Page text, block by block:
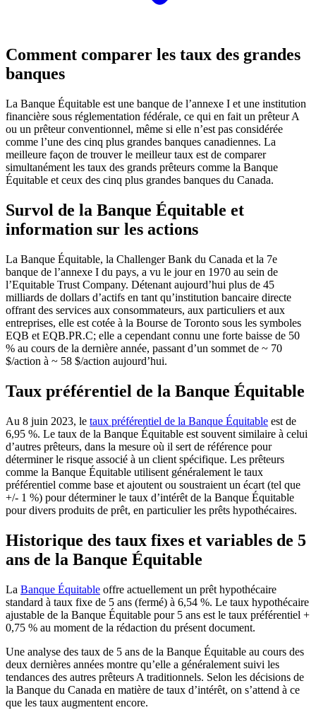
Comment comparer les taux des grandes
banques
La Banque Équitable est une banque de l’annexe I et une institution
financière sous réglementation fédérale, ce qui en fait un prêteur A
ou un prêteur conventionnel, même si elle n’est pas considérée
comme l’une des cinq plus grandes banques canadiennes. La
meilleure façon de trouver le meilleur taux est de comparer
simultanément les taux des grands prêteurs comme la Banque
Équitable et ceux des cinq plus grandes banques du Canada.
Survol de la Banque Équitable et
information sur les actions
La Banque Équitable, la Challenger Bank du Canada et la 7e
banque de l’annexe I du pays, a vu le jour en 1970 au sein de
l’Equitable Trust Company. Détenant aujourd’hui plus de 45
milliards de dollars d’actifs en tant qu’institution bancaire directe
offrant des services aux consommateurs, aux particuliers et aux
entreprises, elle est cotée à la Bourse de Toronto sous les symboles
EQB et EQB.PR.C; elle a cependant connu une forte baisse de 50
% au cours de la dernière année, passant d’un sommet de ~ 70
$/action à ~ 58 $/action aujourd’hui.
Taux préférentiel de la Banque Équitable
Au 8 juin 2023, le taux préférentiel de la Banque Équitable est de
6,95 %. Le taux de la Banque Équitable est souvent similaire à celui
d’autres prêteurs, dans la mesure où il sert de référence pour
déterminer le risque associé à un client spécifique. Les prêteurs
comme la Banque Équitable utilisent généralement le taux
préférentiel comme base et ajoutent ou soustraient un écart (tel que
+/- 1 %) pour déterminer le taux d’intérêt de la Banque Équitable
pour divers produits de prêt, en particulier les prêts hypothécaires.
Historique des taux fixes et variables de 5
ans de la Banque Équitable
La Banque Équitable offre actuellement un prêt hypothécaire
standard à taux fixe de 5 ans (fermé) à 6,54 %. Le taux hypothécaire
ajustable de la Banque Équitable pour 5 ans est le taux préférentiel +
0,75 % au moment de la rédaction du présent document.
Une analyse des taux de 5 ans de la Banque Équitable au cours des
deux dernières années montre qu’elle a généralement suivi les
tendances des autres prêteurs A traditionnels. Selon les décisions de
la Banque du Canada en matière de taux d’intérêt, on s’attend à ce
que les taux augmentent encore.